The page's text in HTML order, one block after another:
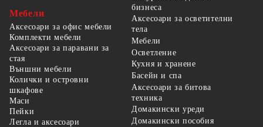
Мебели
Аксесоари за офис мебели
Комплекти мебели
Аксесоари за паравани за
стая
Външни мебели
Колички и островни
шкафове
Маси
Пейки
Легла и аксесоари
бизнеса
Аксесоари за осветителни
тела
Мебели
Осветление
Кухня и хранене
Басейн и спа
Аксесоари за битова
техника
Домакински уреди
Домакински пособия